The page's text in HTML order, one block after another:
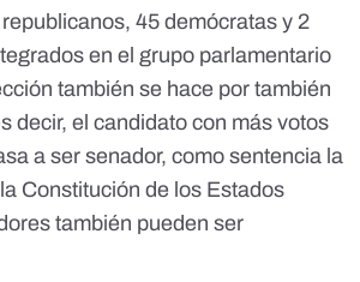
45 demócratas y 2
en el grupo parlamentario
también se hace por también
decir, el candidato con más votos
a ser senador, como sentencia la
Constitución de los Estados
también pueden ser